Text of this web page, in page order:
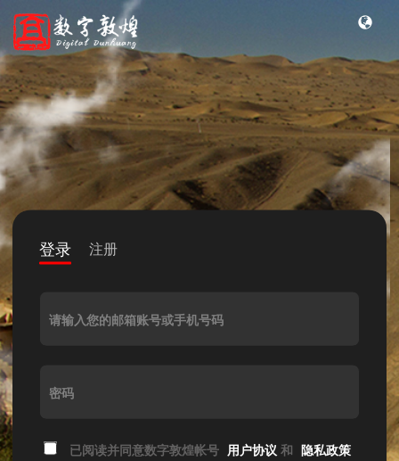
登录 注册
请输入您的邮箱账号或手机号码
密码
已阅读并同意数字敦煌帐号 用户协议 和 隐私政策